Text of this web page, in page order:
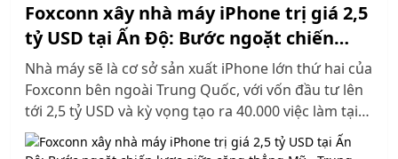
Foxconn xây nhà máy iPhone trị giá 2,5
tỷ USD tại Ấn Độ: Bước ngoặt chiến
lược giữa căng thẳng Mỹ - Trung
Nhà máy sẽ là cơ sở sản xuất iPhone lớn thứ hai của
Foxconn bên ngoài Trung Quốc, với vốn đầu tư lên
tới 2,5 tỷ USD và kỳ vọng tạo ra 40.000 việc làm tại
địa phương...